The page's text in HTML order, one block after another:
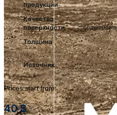
продукции
Качество
поверхности
Толщина
Источник
Prices start from:
40$